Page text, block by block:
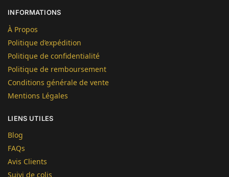
INFORMATIONS
À Propos
Politique d’expédition
Politique de confidentialité
Politique de remboursement
Conditions générale de vente
Mentions Légales
LIENS UTILES
Blog
FAQs
Avis Clients
Suivi de colis